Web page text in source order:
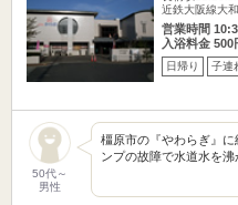
近鉄大阪線大
営業時間
入浴料金 500
日帰り 子連
50代～
男性
橿原市の『やわらぎ』
ンプの故障で水道水を